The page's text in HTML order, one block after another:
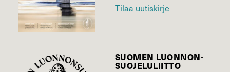
Tilaa uutiskirje
SUOMEN LUONNON­
SUOJELU­LIITTO